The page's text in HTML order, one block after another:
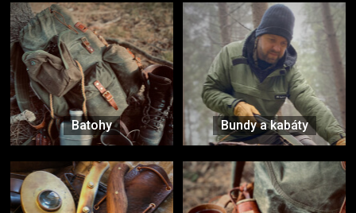
Batohy Bundy a kabáty